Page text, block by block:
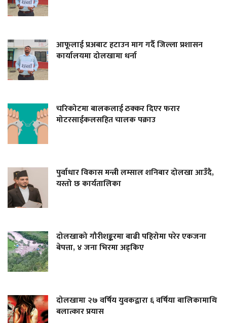
आफूलाई प्रअबाट हटाउन माग गर्दै जिल्ला प्रशासन
कार्यालयमा दोलखामा धर्ना
चरिकोटमा बालकलाई ठक्कर दिएर फरार
मोटरसाईकलसहित चालक पक्राउ
पुर्वाधार विकास मन्त्री लम्साल शनिबार दोलखा आउँदै,
यस्तो छ कार्यतालिका
दोलखाको गौरीशङ्करमा बाढी पहिरोमा परेर एकजना
बेपत्ता, ४ जना भिरमा अड्किए
दोलखामा २७ वर्षिय युवकद्वारा ६ वर्षिया बालिकामाथि
बलात्कार प्रयास